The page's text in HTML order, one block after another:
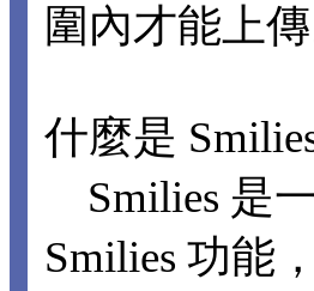
圍內才能上傳
什麼是
Smilies 是
Smilies 功能